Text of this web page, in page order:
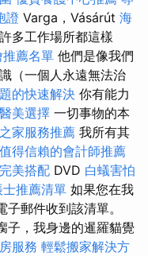
證 Varga，Vásárút 海
多工作場所都這樣
推薦名單 他們是像我們
（一個人永遠無法治
的快速解決 你有能力
美選擇 一切事物的本
家服務推薦 我所有其
值得信賴的會計師推薦
美搭配 DVD 白蟻害怕
推薦清單 如果您在我
郵件收到該清單。
子，我身邊的暹羅貓覺
服務 輕鬆搬家解決方